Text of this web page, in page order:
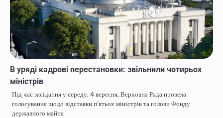
В уряді кадрові перестановки: звільнили чотирьох
міністрів
Під час засідання у середу, 4 вересня, Верховна Рада провела
голосування щодо відставки п’ятьох міністрів та голови Фонду
державного майна